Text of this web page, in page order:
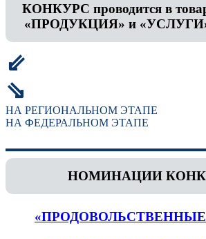
КОНКУРС проводится в
«ПРОДУКЦИЯ» и «УСЛУГИ»
⇙
⇘
НА РЕГИОНАЛЬНОМ ЭТАПЕ
НА ФЕДЕРАЛЬНОМ ЭТАПЕ
НОМИНАЦИИ